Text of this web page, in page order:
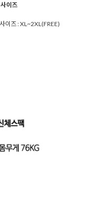
이즈
이즈 : XL~2XL(FREE)